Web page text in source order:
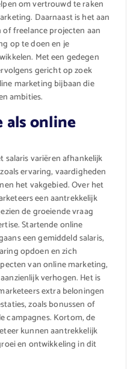
om vertrouwd te raken
Daarnaast is het aan
freelance projecten aan
op te doen en je
Met een gedegen
gericht op zoek
marketing bijbaan die
ambities.
als online
salaris variëren afhankelijk
ervaring, vaardigheden
het vakgebied. Over het
een aantrekkelijk
de groeiende vraag
Startende online
een gemiddeld salaris,
opdoen en zich
van online marketing,
verhogen. Het is
extra beloningen
zoals bonussen of
campagnes. Kortom, de
kunnen aantrekkelijk
en ontwikkeling in dit